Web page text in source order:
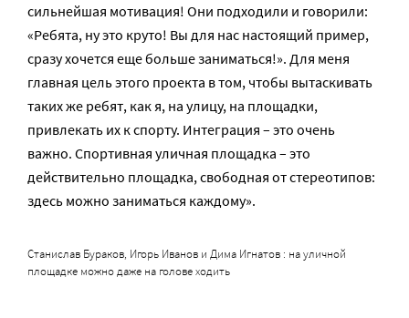
сильнейшая мотивация! Они подходили и говорили:
«Ребята, ну это круто! Вы для нас настоящий пример,
сразу хочется еще больше заниматься!». Для меня
главная цель этого проекта в том, чтобы вытаскивать
таких же ребят, как я, на улицу, на площадки,
привлекать их к спорту. Интеграция – это очень
важно. Спортивная уличная площадка – это
действительно площадка, свободная от стереотипов:
здесь можно заниматься каждому».
Станислав Бураков, Игорь Иванов и Дима Игнатов : на уличной
площадке можно даже на голове ходить